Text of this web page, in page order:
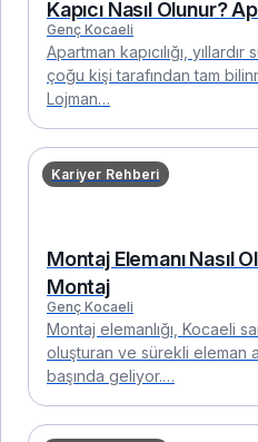
Kapıcı Nasıl Olunur?
Genç Kocaeli
Apartman kapıcılığı,
çoğu kişi tarafından tam
Lojman…
Kariyer Rehberi
Montaj Elemanı Nasıl
Montaj
Genç Kocaeli
Montaj elemanlığı, Kocaeli
oluşturan ve sürekli eleman
başında geliyor.…